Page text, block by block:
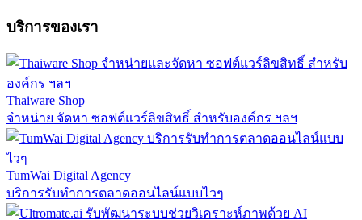
บริการของเรา
Thaiware Shop
จำหน่าย จัดหา ซอฟต์แวร์ลิขสิทธิ์ สำหรับองค์กร ฯลฯ
TumWai Digital Agency
บริการรับทำการตลาดออนไลน์แบบไวๆ